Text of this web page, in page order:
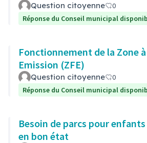
Question citoyenne
0
Réponse du Conseil municipal
Fonctionnement de la Zone
Emission (ZFE)
Question citoyenne
0
Réponse du Conseil municipal
Besoin de parcs pour
en bon état